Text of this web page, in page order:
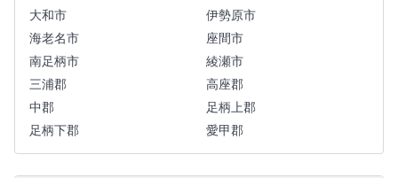
大和市
伊勢原市
海老名市
座間市
南足柄市
綾瀬市
三浦郡
高座郡
中郡
足柄上郡
足柄下郡
愛甲郡